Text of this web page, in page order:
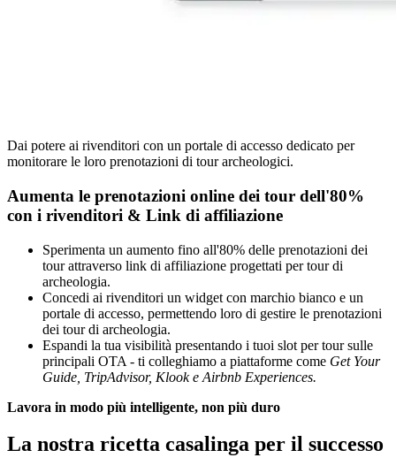
Dai potere ai rivenditori con un portale di accesso dedicato per
monitorare le loro prenotazioni di tour archeologici.
Aumenta le prenotazioni online dei tour dell'80%
con i rivenditori & Link di affiliazione
Sperimenta un aumento fino all'80% delle prenotazioni dei
tour attraverso link di affiliazione progettati per tour di
archeologia.
Concedi ai rivenditori un widget con marchio bianco e un
portale di accesso, permettendo loro di gestire le prenotazioni
dei tour di archeologia.
Espandi la tua visibilità presentando i tuoi slot per tour sulle
principali OTA - ti colleghiamo a piattaforme come Get Your
Guide, TripAdvisor, Klook e Airbnb Experiences.
Lavora in modo più intelligente, non più duro
La nostra ricetta casalinga per il successo